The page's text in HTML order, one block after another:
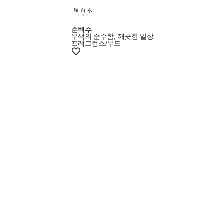
증정이벤트
순백수
무색의 순수함, 깨끗한 일상
프레그런스/무드